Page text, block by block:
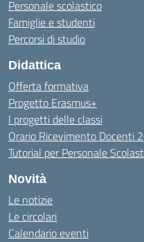
Personale scolastico
Famiglie e studenti
Percorsi di studio
Didattica
Offerta formativa
Progetto Erasmus+
I progetti delle classi
Orario Ricevimento Docenti
Tutorial per Personale
Novità
Le notizie
Le circolari
Calendario eventi